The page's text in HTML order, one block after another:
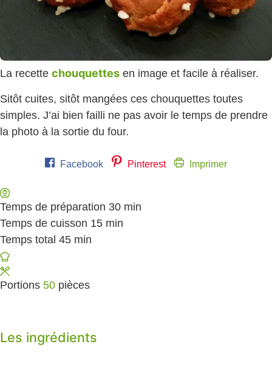
La recette chouquettes en image et facile à réaliser.
Sitôt cuites, sitôt mangées ces chouquettes toutes
simples. J’ai bien failli ne pas avoir le temps de prendre
la photo à la sortie du four.
Facebook Pinterest Imprimer
Temps de préparation 30 minutes
min
Temps de cuisson 15 minutes
min
Temps total 45 minutes
min
Portions 50 pièces
Les ingrédients